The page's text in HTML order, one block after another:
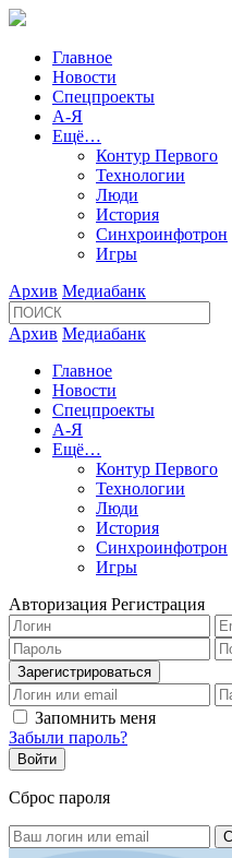
Главное
Новости
Спецпроекты
А-Я
Ещё…
Контур Первого
Технологии
Люди
История
Синхроинфотрон
Игры
Архив Медиабанк
Архив Медиабанк
Главное
Новости
Спецпроекты
А-Я
Ещё…
Контур Первого
Технологии
Люди
История
Синхроинфотрон
Игры
Авторизация Регистрация
Запомнить меня
Забыли пароль?
Сброс пароля